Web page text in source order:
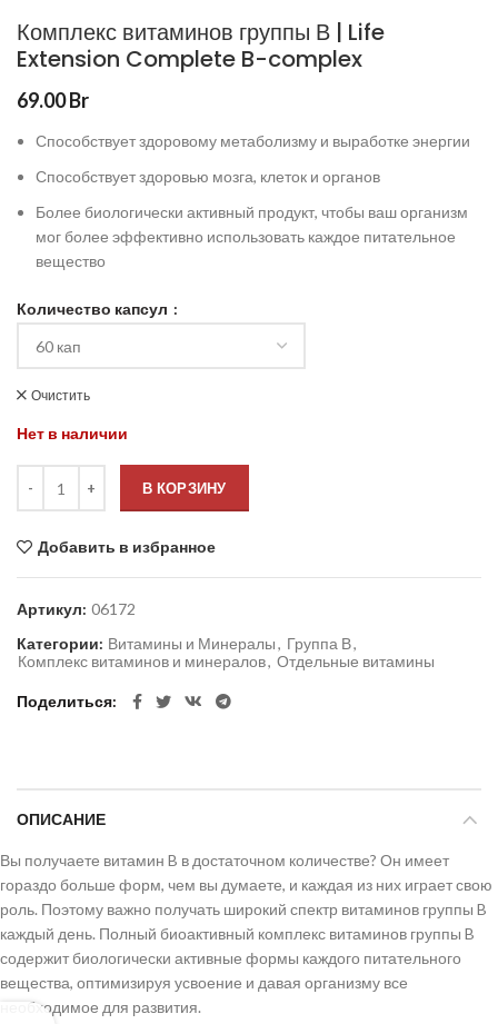
Комплекс витаминов группы В | Life
Extension Complete B-complex
69.00Br
Способствует здоровому метаболизму и выработке энергии
Способствует здоровью мозга, клеток и органов
Более биологически активный продукт, чтобы ваш организм
мог более эффективно использовать каждое питательное
вещество
Количество капсул
Очистить
Нет в наличии
В КОРЗИНУ
Добавить в избранное
Артикул: 06172
Категории: Витамины и Минералы, Группа В,
Комплекс витаминов и минералов, Отдельные витамины
Поделиться
ОПИСАНИЕ
Вы получаете витамин B в достаточном количестве? Он имеет
гораздо больше форм, чем вы думаете, и каждая из них играет свою
роль. Поэтому важно получать широкий спектр витаминов группы B
каждый день. Полный биоактивный комплекс витаминов группы B
содержит биологически активные формы каждого питательного
вещества, оптимизируя усвоение и давая организму все
необходимое для развития.